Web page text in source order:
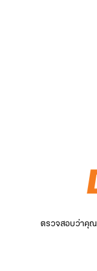
ตรวจสอบว่าคุณ